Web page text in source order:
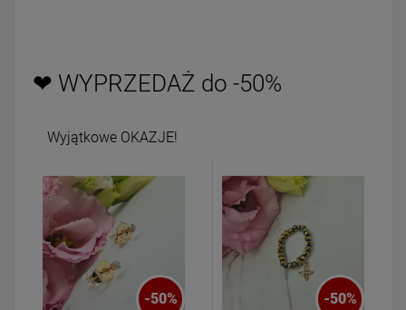
❤ WYPRZEDAŻ do -50%
Wyjątkowe OKAZJE!
-50% -50%